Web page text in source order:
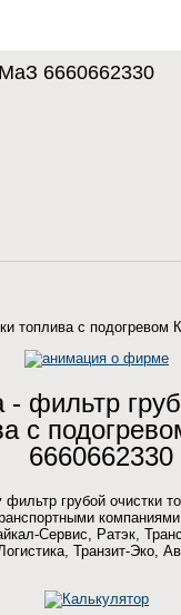
6660662330
топлива с подогревом
- фильтр
с
6660662330
фильтр грубой очистки
Сервис, Ратэк,
Транзит-Эко,